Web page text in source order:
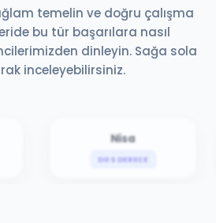
temelin ve doğru çalışma
bu tür başarılara nasıl
dinleyin. Sağa sola
inceleyebilirsiniz.
Nisa
DGS DERECE